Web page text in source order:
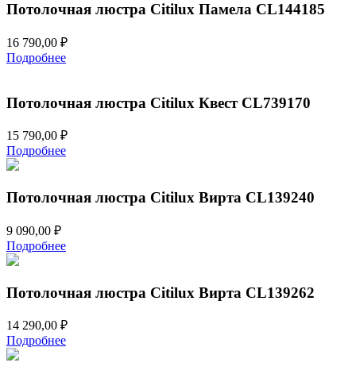
Потолочная люстра Citilux Памела CL144185
16 790,00 ₽
Подробнее
Потолочная люстра Citilux Квест CL739170
15 790,00 ₽
Подробнее
Потолочная люстра Citilux Вирта CL139240
9 090,00 ₽
Подробнее
Потолочная люстра Citilux Вирта CL139262
14 290,00 ₽
Подробнее